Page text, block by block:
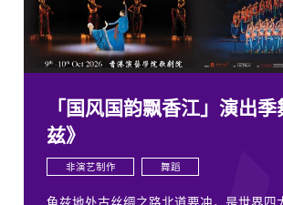
「国风国韵飘香江」演出
兹》
非演艺制作 舞蹈